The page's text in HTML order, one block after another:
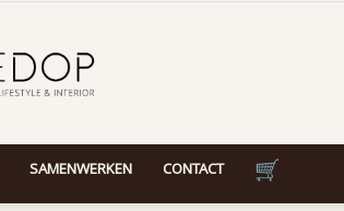
SAMENWERKEN CONTACT